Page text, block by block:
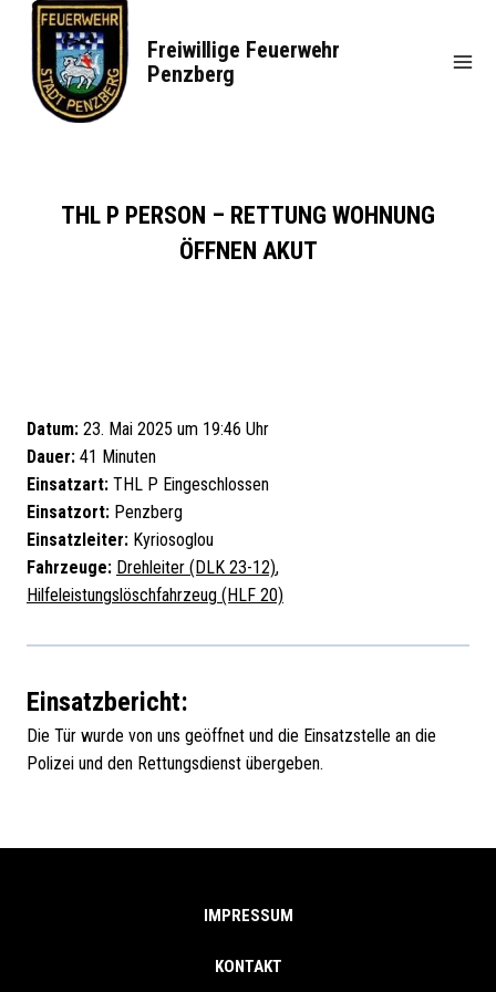
springen
Freiwillige Feuerwehr
Penzberg
THL P PERSON – RETTUNG WOHNUNG
ÖFFNEN AKUT
Datum: 23. Mai 2025 um 19:46 Uhr
Dauer: 41 Minuten
Einsatzart: THL P Eingeschlossen
Einsatzort: Penzberg
Einsatzleiter: Kyriosoglou
Fahrzeuge: Drehleiter (DLK 23-12),
Hilfeleistungslöschfahrzeug (HLF 20)
Einsatzbericht:
Die Tür wurde von uns geöffnet und die Einsatzstelle an die
Polizei und den Rettungsdienst übergeben.
IMPRESSUM
KONTAKT